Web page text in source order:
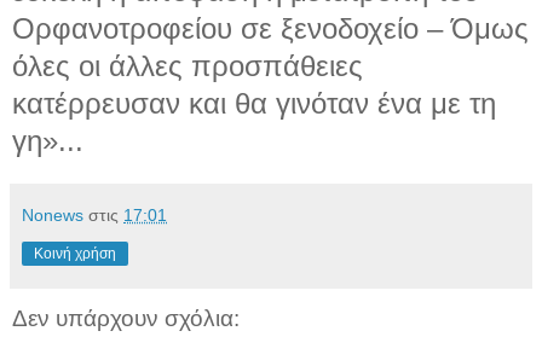
Ορφανοτροφείου σε ξενοδοχείο – Όμως
όλες οι άλλες προσπάθειες
κατέρρευσαν και θα γινόταν ένα με τη
γη»...
Νonews στις 17:01
Κοινή χρήση
Δεν υπάρχουν σχόλια: